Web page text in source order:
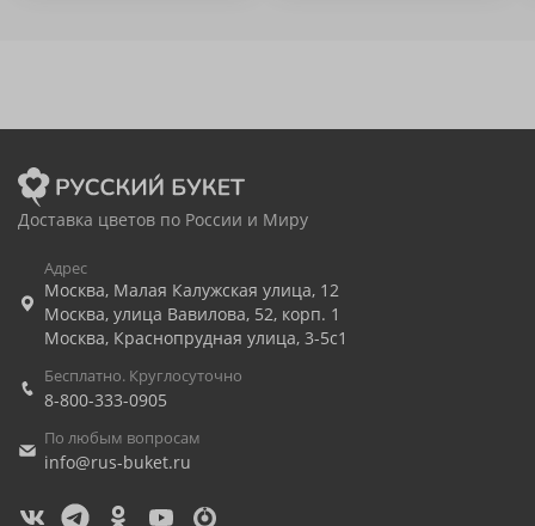
Доставка цветов по России и Миру
Адрес
Москва, Малая Калужская улица, 12
Москва, улица Вавилова, 52, корп. 1
Москва, Краснопрудная улица, 3-5с1
Бесплатно. Круглосуточно
8-800-333-0905
По любым вопросам
info@rus-buket.ru